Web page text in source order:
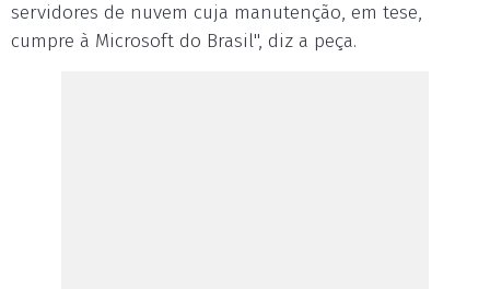
servidores de nuvem cuja manutenção, em tese,
cumpre à Microsoft do Brasil", diz a peça.